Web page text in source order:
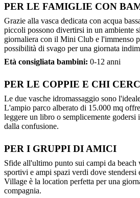
PER LE FAMIGLIE CON
Grazie alla vasca dedicata con acqua
piccoli possono divertirsi in un ambiente
giornaliera con il Mini Club e l'immenso
possibilità di svago per una giornata
Età consigliata bambini: 0-12 anni
PER LE COPPIE E CHI
Le due vasche idromassaggio sono
L'ampio parco alberato di 15.000 mq
leggere un libro o semplicemente godersi
dalla confusione.
PER I GRUPPI DI AMICI
Sfide all'ultimo punto sui campi da beach
sportivi e ampi spazi verdi dove stendersi
Village è la location perfetta per una
compagnia.